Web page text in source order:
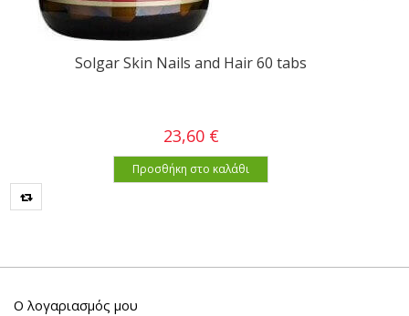
Solgar Skin Nails and Hair 60 tabs
23,60 €
Προσθήκη στο καλάθι
Ο λογαριασμός μου